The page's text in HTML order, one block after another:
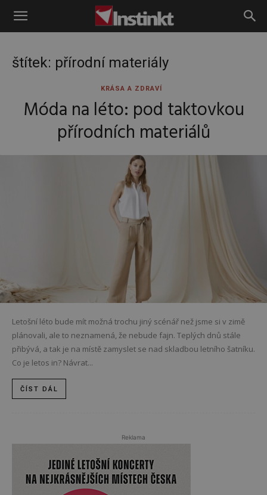
Instinkt
štítek: přírodní materiály
KRÁSA A ZDRAVÍ
Móda na léto: pod taktovkou
přírodních materiálů
Letošní léto bude mít možná trochu jiný scénář než jsme si v zimě
plánovali, ale to neznamená, že nebude fajn. Teplých dnů stále
přibývá, a tak je na místě zamyslet se nad skladbou letního šatníku.
Co je letos in? Návrat...
ČÍST DÁL
Reklama